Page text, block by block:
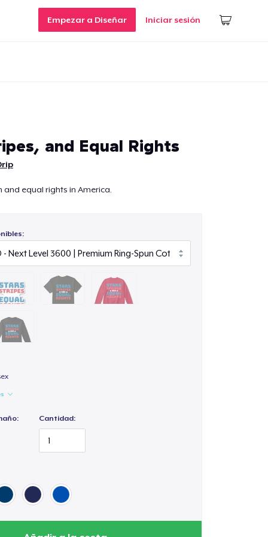
Empezar a Diseñar Iniciar sesión
and Equal Rights
equal rights in America.
Cantidad: